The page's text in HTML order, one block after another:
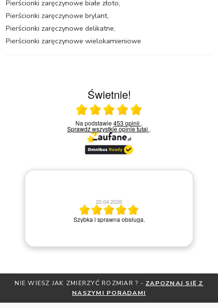
Pierścionki zaręczynowe białe złoto,
Pierścionki zaręczynowe brylant,
Pierścionki zaręczynowe delikatne,
Pierścionki zaręczynowe wielokamieniowe
Świetnie!
Ocena średnia 5 na 5
Na podstawie453 opinii .
Sprawdź wszystkie opinietutaj .
Szybka i sprawna obsługa.
ROZMIAR ? - ZAPOZNAJ SIĘ Z
OTRZYMAJ BEZPŁATNĄ